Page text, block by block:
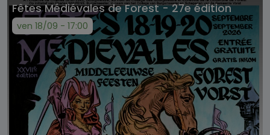
Fêtes Médiévales de Forest - 27e édition
ven 18/09 - 17:00